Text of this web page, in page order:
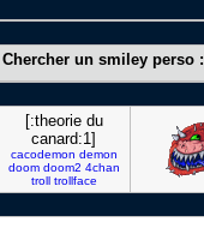
Chercher un smiley perso :
[:theorie du
canard:1]
cacodemon demon
doom doom2 4chan
troll trollface